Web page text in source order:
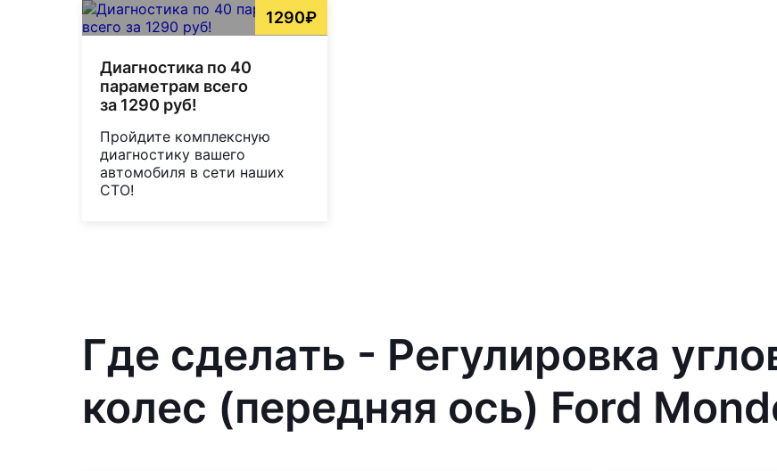
1290₽
Диагностика по 40
параметрам всего
за 1290 руб!
Пройдите комплексную
диагностику вашего
автомобиля в сети наших
СТО!
Где сделать - Регулировка
колес (передняя ось) Ford